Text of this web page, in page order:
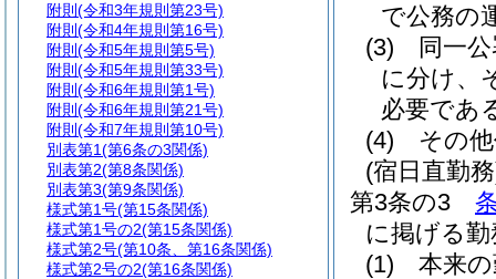
で公務の
(3)
同一
に分け、
必要であ
(4)
その
(宿日直勤
第3条の3
に掲げる
(1)
本来
附則 (令和3年規則第23号)
附則 (令和4年規則第16号)
附則 (令和5年規則第5号)
附則 (令和5年規則第33号)
附則 (令和6年規則第1号)
附則 (令和6年規則第21号)
附則 (令和7年規則第10号)
別表第1(第6条の3関係)
別表第2(第8条関係)
別表第3(第9条関係)
様式第1号(第15条関係)
様式第1号の2(第15条関係)
様式第2号(第10条、第16条関係)
様式第2号の2(第16条関係)